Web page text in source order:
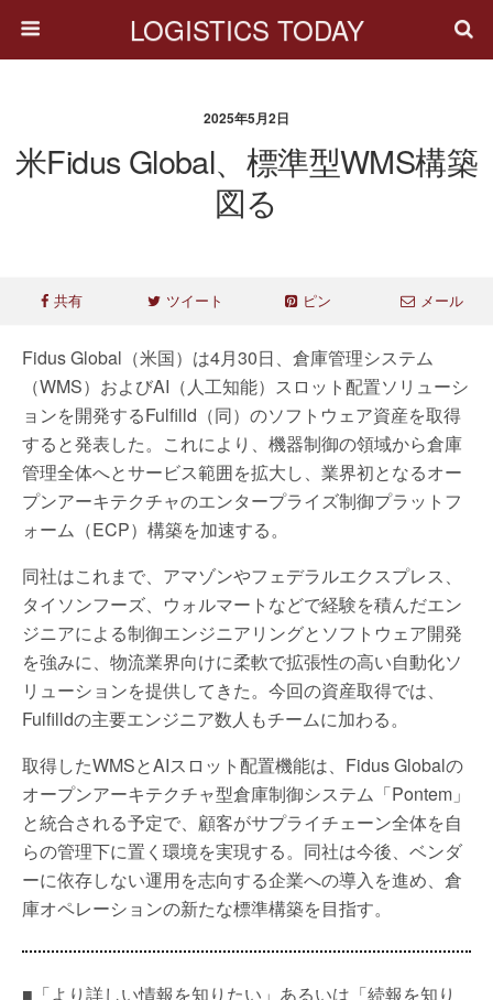
LOGISTICS TODAY
2025年5月2日
米Fidus Global、標準型WMS構築
図る
共有 ツイート ピン メール
Fidus Global（米国）は4月30日、倉庫管理システム
（WMS）およびAI（人工知能）スロット配置ソリューシ
ョンを開発するFulfilld（同）のソフトウェア資産を取得
すると発表した。これにより、機器制御の領域から倉庫
管理全体へとサービス範囲を拡大し、業界初となるオー
プンアーキテクチャのエンタープライズ制御プラットフ
ォーム（ECP）構築を加速する。
同社はこれまで、アマゾンやフェデラルエクスプレス、
タイソンフーズ、ウォルマートなどで経験を積んだエン
ジニアによる制御エンジニアリングとソフトウェア開発
を強みに、物流業界向けに柔軟で拡張性の高い自動化ソ
リューションを提供してきた。今回の資産取得では、
Fulfilldの主要エンジニア数人もチームに加わる。
取得したWMSとAIスロット配置機能は、Fidus Globalの
オープンアーキテクチャ型倉庫制御システム「Pontem」
と統合される予定で、顧客がサプライチェーン全体を自
らの管理下に置く環境を実現する。同社は今後、ベンダ
ーに依存しない運用を志向する企業への導入を進め、倉
庫オペレーションの新たな標準構築を目指す。
■「より詳しい情報を知りたい」あるいは「続報を知り